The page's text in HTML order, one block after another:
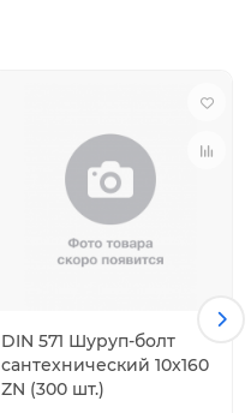
DIN 571 Шуруп-болт
сантехнический 10x160
ZN (300 шт.)